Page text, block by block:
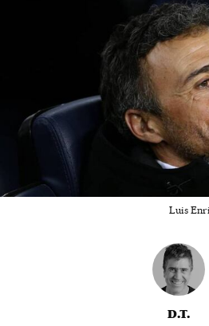
Luis
D.T.